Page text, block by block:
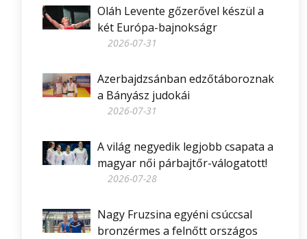
Oláh Levente gőzerővel készül a
két Európa-bajnokságr
2026-07-31
Azerbajdzsánban edzőtáboroznak
a Bányász judokái
2026-07-31
A világ negyedik legjobb csapata a
magyar női párbajtőr-válogatott!
2026-07-28
Nagy Fruzsina egyéni csúccsal
bronzérmes a felnőtt országos